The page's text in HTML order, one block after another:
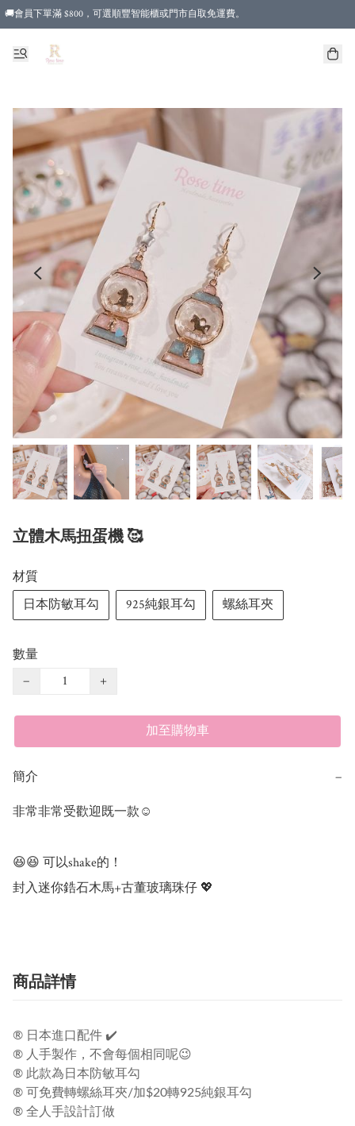
🚚會員下單滿 $800，可選順豐智能櫃或門市自取免運費。
立體木馬扭蛋機 🥰
材質
日本防敏耳勾
925純銀耳勾 螺絲耳夾
數量
−
+
加至購物車
簡介 −
非常非常受歡迎既一款☺️
😆😆 可以shake的！
封入迷你鋯石木馬+古董玻璃珠仔 💖
商品詳情
®️ 日本進口配件 ✔️
®️ 人手製作，不會每個相同呢😉
®️ 此款為日本防敏耳勾
®️ 可免費轉螺絲耳夾/加$20轉925純銀耳勾
®️ 全人手設計訂做